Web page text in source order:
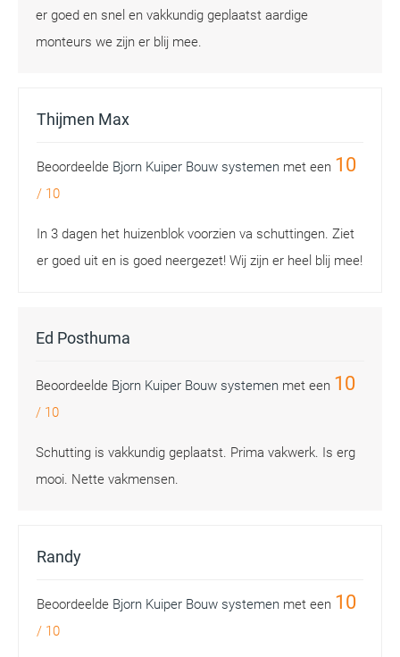
er goed en snel en vakkundig geplaatst aardige
monteurs we zijn er blij mee.
Thijmen Max
Beoordeelde Bjorn Kuiper Bouw systemen met een 10
/ 10
In 3 dagen het huizenblok voorzien va schuttingen. Ziet
er goed uit en is goed neergezet! Wij zijn er heel blij mee!
Ed Posthuma
Beoordeelde Bjorn Kuiper Bouw systemen met een 10
/ 10
Schutting is vakkundig geplaatst. Prima vakwerk. Is erg
mooi. Nette vakmensen.
Randy
Beoordeelde Bjorn Kuiper Bouw systemen met een 10
/ 10